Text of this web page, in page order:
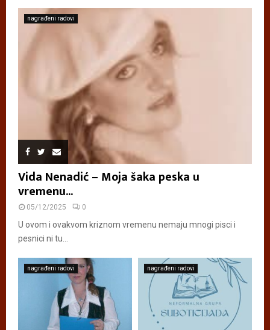
nagrađeni radovi
Vida Nenadić – Moja šaka peska u
vremenu...
05/12/2025 0
U ovom i ovakvom kriznom vremenu nemaju mnogi pisci i
pesnici ni tu...
nagrađeni radovi nagrađeni radovi